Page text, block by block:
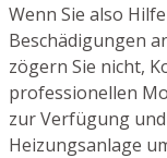
Wenn Sie also
Beschädigungen
zögern Sie nicht,
professionellen
zur Verfügung
Heizungsanlage